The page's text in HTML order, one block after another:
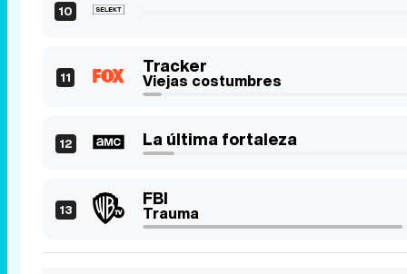
10
11
Tracker
Viejas costumbres
12 La última fortaleza
13
FBI
Trauma